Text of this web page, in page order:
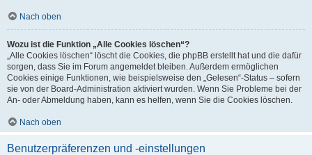
Nach oben
Wozu ist die Funktion „Alle Cookies löschen“?
„Alle Cookies löschen“ löscht die Cookies, die phpBB erstellt hat und die dafür
sorgen, dass Sie im Forum angemeldet bleiben. Außerdem ermöglichen
Cookies einige Funktionen, wie beispielsweise den „Gelesen“-Status – sofern
sie von der Board-Administration aktiviert wurden. Wenn Sie Probleme bei der
An- oder Abmeldung haben, kann es helfen, wenn Sie die Cookies löschen.
Nach oben
Benutzerpräferenzen und -einstellungen